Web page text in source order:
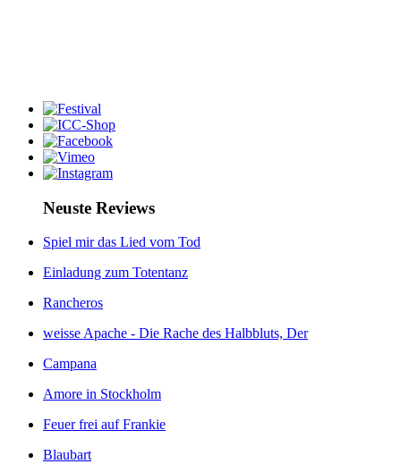
Neuste Reviews
Spiel mir das Lied vom Tod
Einladung zum Totentanz
Rancheros
weisse Apache - Die Rache des Halbbluts, Der
Campana
Amore in Stockholm
Feuer frei auf Frankie
Blaubart